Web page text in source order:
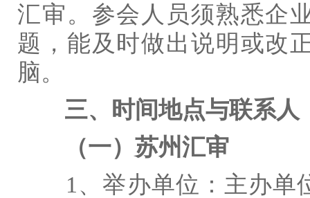
汇审。参会人员须熟悉企
题，能及时做出说明或改
脑。
三、时间地点与联系人
（一）苏州汇审
1 、举办单位：主办单